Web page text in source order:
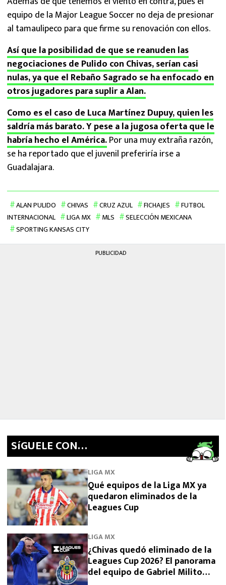
equipo de la Major League Soccer no deja de presionar
al tamaulipeco para que firme su renovación con ellos.
Así que la posibilidad de que se reanuden las
negociaciones de Pulido con Chivas, serían casi
nulas, ya que el Rebaño Sagrado se ha enfocado en
otros jugadores para suplir a Alan.
Como es el caso de Luca Martínez Dupuy, quien les
saldría más barato. Y pese a la jugosa oferta que le
habría hecho el América.Por una muy extraña razón,
se ha reportado que el juvenil preferiría irse a
Guadalajara.
ALAN PULIDO CHIVAS CRUZ AZUL FICHAJES
FUTBOL
INTERNACIONAL
LIGA MX MLS
SELECCIÓN MEXICANA
SPORTING KANSAS CITY
PUBLICIDAD
SíGUELE CON…
LIGA MX
Qué equipos de la Liga MX ya
quedaron eliminados de la
Leagues Cup
LIGA MX
¿Chivas quedó eliminado de la
Leagues Cup 2026? El panorama
del equipo de Gabriel Milito